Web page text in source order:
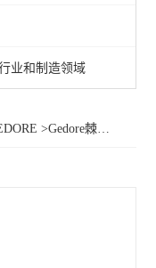
业和制造领域
>Gedore棘轮头1566032棘轮头8794-05棘轮头8794